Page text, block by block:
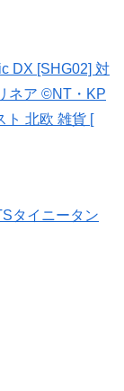
DX [SHG02] 対
ネア ©NT・KP
ト 北欧 雑貨 [
タイニータン